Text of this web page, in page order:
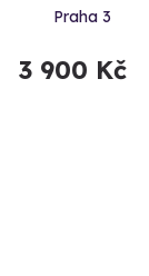
Praha 3
3 900 Kč